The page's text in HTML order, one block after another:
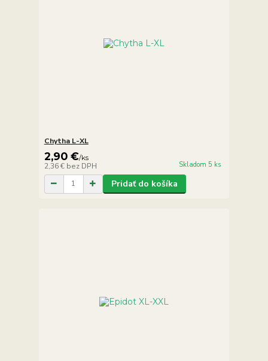
Chytha L-XL
2,90 €/ks
2,36 € bez DPH Skladom 5 ks
Pridať do košíka